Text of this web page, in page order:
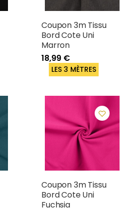
Coupon 3m Tissu
Bord Cote Uni
Marron
18,99 €
LES 3 MÈTRES
Coupon 3m Tissu
Bord Cote Uni
Fuchsia